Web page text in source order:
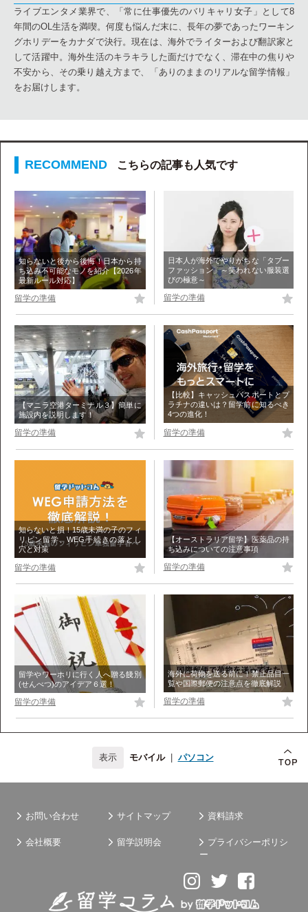
ライブエンタメ業界で、「常に仕事優先のバリキャリ女子」として8
年間のOL生活を満喫。何度も悩んだ末に、長年の夢であったワーキン
グホリデーをカナダで決行。現在は、海外でライターおよび翻訳家と
して活躍中。海外生活のキラキラした面だけでなく、滞在中の焦りや
不安から、その乗り越え方まで、「ありのままのリアルな留学情報」
をお届けします。
こちらの記事も人気です
知らないと後から後悔！日本から持
ち込み不可能なモノを紹介【2026年
最新ルール対応】
留学の準備
日本人が海外でやりがちな「タブー
ファッション」～笑われない服装選
びの極意～
留学の準備
【マニラ空港ターミナル３】簡単に
施設内を説明します！
留学の準備
【比較】キャッシュパスポートとプ
ラチナの違いは？留学前に知るべき
4つの進化！
留学の準備
知らないと損！15歳未満の子のフィ
リピン留学、WEG手続きの落とし
穴と対策
留学の準備
【オーストラリア留学】医薬品の持
ち込みについての注意事項
留学の準備
留学やワーホリに行く人へ贈る餞別
(せんべつ)のアイデア６選！
留学の準備
海外に荷物を送る前に！禁止品目一
覧や国際郵便の注意点を徹底解説
留学の準備
モバイル パソコン
お問い合わせ サイトマップ 資料請求
会社概要 留学説明会
プライバシーポリシ
ー